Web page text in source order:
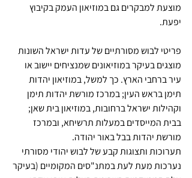
מוצעת למבקרים גם במוזיאון העמק בקיבוץ
יפעת.
פריטי לבוש מסורתיים של עדות ישראל השונות
מוצגים בעיקר במוזיאונים שמנציחים יישוב או
עיר ברחבי הארץ. כך למשל, במוזיאון יהדות
תימן בראש העין; במרכז מורשת יהדות תימן
וקהילות ישראל ברחובות, במוזיאון בית שאן;
בבית המייסדים במעלות תרשיחא, ובמרכז
מורשת יהדות בבל באור יהודה.
תערוכות ותצוגות קבע של לבוש יהודי מסורתי
נערכות מעת לעת במתנ"סים המקומיים (בעיקר